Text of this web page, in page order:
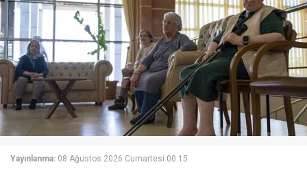
Yayınlanma: 08 Ağustos 2026 Cumartesi 00:15